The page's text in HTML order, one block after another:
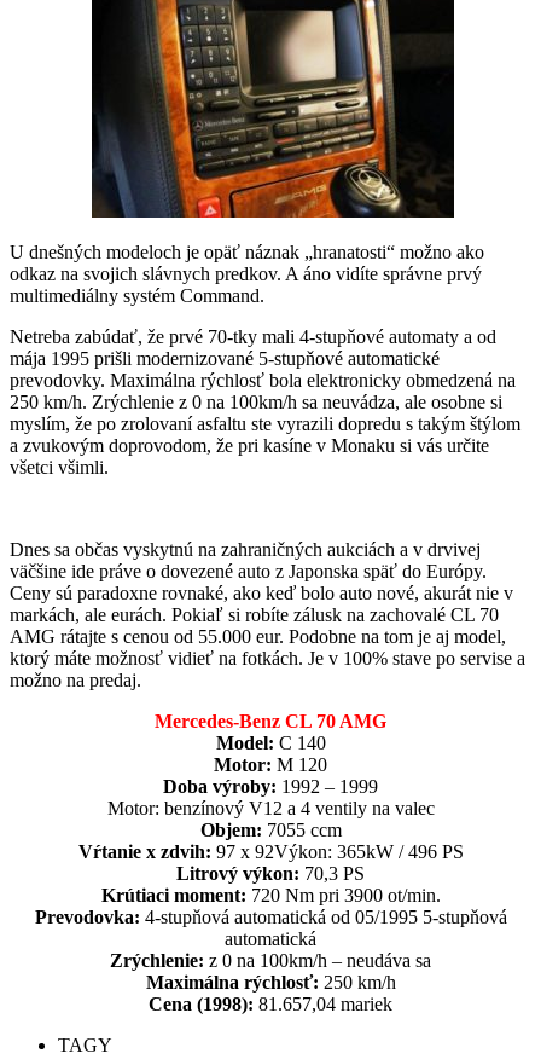
U dnešných modeloch je opäť náznak „hranatosti“ možno ako
odkaz na svojich slávnych predkov. A áno vidíte správne prvý
multimediálny systém Command.
Netreba zabúdať, že prvé 70-tky mali 4-stupňové automaty a od
mája 1995 prišli modernizované 5-stupňové automatické
prevodovky. Maximálna rýchlosť bola elektronicky obmedzená na
250 km/h. Zrýchlenie z 0 na 100km/h sa neuvádza, ale osobne si
myslím, že po zrolovaní asfaltu ste vyrazili dopredu s takým štýlom
a zvukovým doprovodom, že pri kasíne v Monaku si vás určite
všetci všimli.
Dnes sa občas vyskytnú na zahraničných aukciách a v drvivej
väčšine ide práve o dovezené auto z Japonska späť do Európy.
Ceny sú paradoxne rovnaké, ako keď bolo auto nové, akurát nie v
markách, ale eurách. Pokiaľ si robíte zálusk na zachovalé CL 70
AMG rátajte s cenou od 55.000 eur. Podobne na tom je aj model,
ktorý máte možnosť vidieť na fotkách. Je v 100% stave po servise a
možno na predaj.
Mercedes-Benz CL 70 AMG
Model: C 140
Motor: M 120
Doba výroby: 1992 – 1999
Motor: benzínový V12 a 4 ventily na valec
Objem: 7055 ccm
Vŕtanie x zdvih: 97 x 92Výkon: 365kW / 496 PS
Litrový výkon: 70,3 PS
Krútiaci moment: 720 Nm pri 3900 ot/min.
Prevodovka: 4-stupňová automatická od 05/1995 5-stupňová
automatická
Zrýchlenie: z 0 na 100km/h – neudáva sa
Maximálna rýchlosť: 250 km/h
Cena (1998): 81.657,04 mariek
TAGY